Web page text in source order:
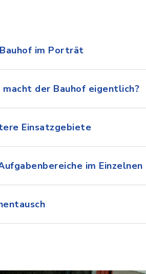
im Porträt
macht der Bauhof eigentlich?
Einsatzgebiete
im Einzelnen